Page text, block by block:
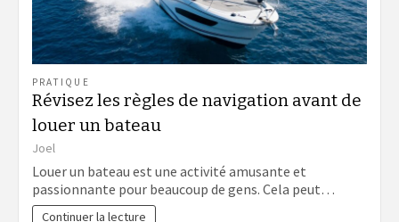
PRATIQUE
Révisez les règles de navigation avant de
louer un bateau
Joel
Louer un bateau est une activité amusante et
passionnante pour beaucoup de gens. Cela peut…
Continuer la lecture